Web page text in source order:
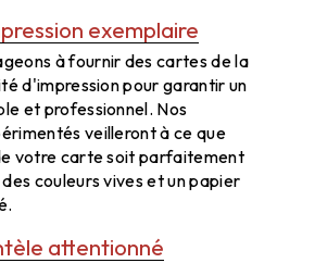
exemplaire
à fournir des cartes de la
d'impression pour garantir un
et professionnel. Nos
veilleront à ce que
votre carte soit parfaitement
couleurs vives et un papier
attentionné